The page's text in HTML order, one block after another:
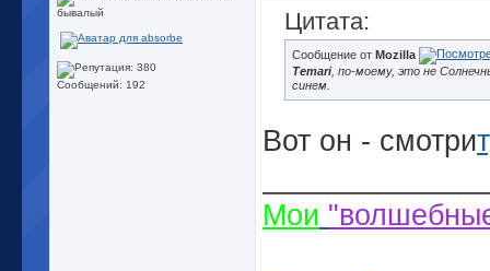
бывалый
Сообщений: 192
Цитата:
Сообщение от Mozilla
Temari, по-моему, это не
синем.
Вот он - смотри
Мои